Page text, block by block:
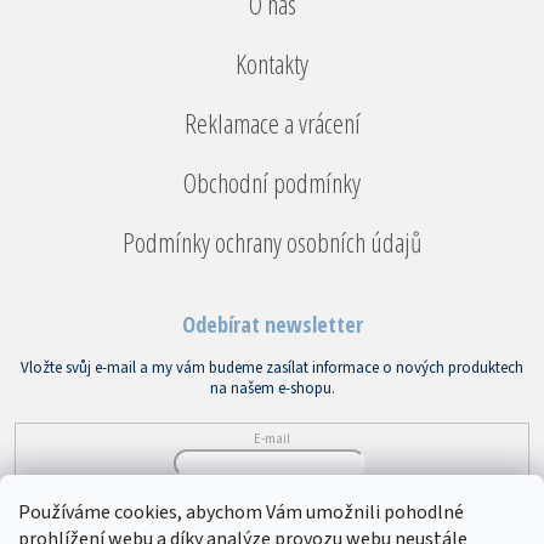
Používáme cookies, abychom Vám umožnili pohodlné
Kontakty
Reklamace a vrácení
Obchodní podmínky
Podmínky ochrany osobních údajů
Odebírat newsletter
Vložte svůj e-mail a my vám budeme zasílat informace o nových produktech
na našem e-shopu.
E-mail